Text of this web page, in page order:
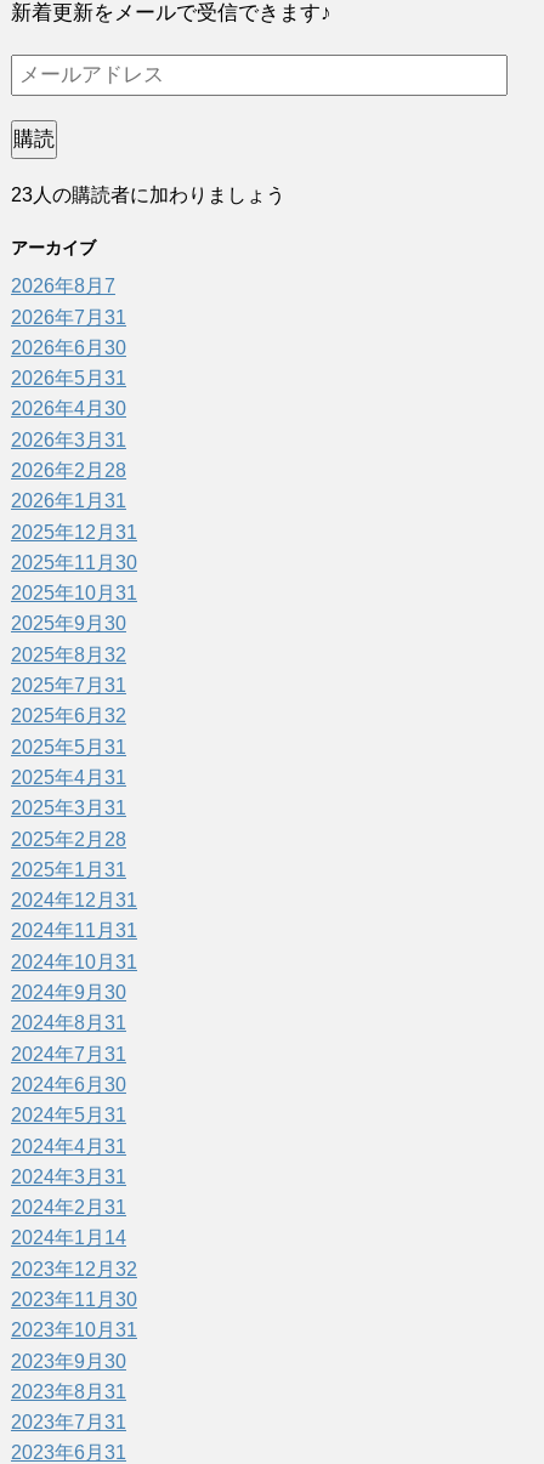
新着更新をメールで受信できます♪
メ
ル
ド
レ
ス
購読
23人の購読者に加わりましょう
アーカイブ
2026年8月 7
2026年7月 31
2026年6月 30
2026年5月 31
2026年4月 30
2026年3月 31
2026年2月 28
2026年1月 31
2025年12月 31
2025年11月 30
2025年10月 31
2025年9月 30
2025年8月 32
2025年7月 31
2025年6月 32
2025年5月 31
2025年4月 31
2025年3月 31
2025年2月 28
2025年1月 31
2024年12月 31
2024年11月 31
2024年10月 31
2024年9月 30
2024年8月 31
2024年7月 31
2024年6月 30
2024年5月 31
2024年4月 31
2024年3月 31
2024年2月 31
2024年1月 14
2023年12月 32
2023年11月 30
2023年10月 31
2023年9月 30
2023年8月 31
2023年7月 31
2023年6月 31